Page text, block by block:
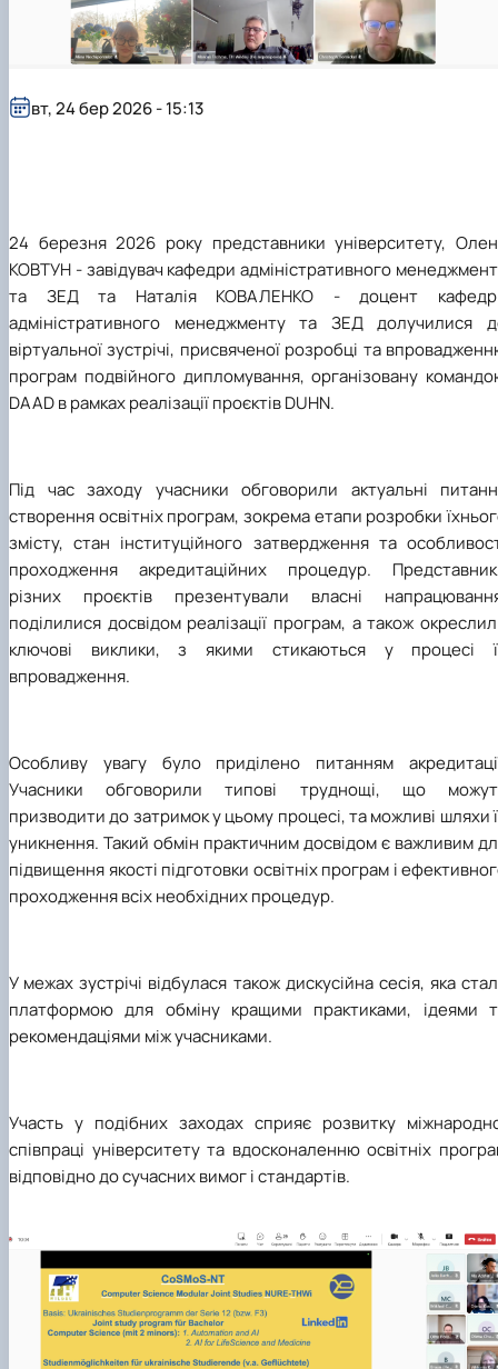
24 березня 2026 року представники університету,
КОВТУН - завідувач кафедри адміністративного
та ЗЕД та Наталія КОВАЛЕНКО - доцент
адміністративного менеджменту та ЗЕД долучилися
віртуальної зустрічі, присвяченої розробці та
програм подвійного дипломування, організовану
DAAD в рамках реалізації проєктів DUHN.
Під час заходу учасники обговорили актуальні
створення освітніх програм, зокрема етапи розробки
змісту, стан інституційного затвердження та
проходження акредитаційних процедур.
різних проєктів презентували власні
поділилися досвідом реалізації програм, а також
ключові виклики, з якими стикаються у процесі
впровадження.
Особливу увагу було приділено питанням
Учасники обговорили типові труднощі, що
призводити до затримок у цьому процесі, та можливі шляхи
уникнення. Такий обмін практичним досвідом є важливим
підвищення якості підготовки освітніх програм і
проходження всіх необхідних процедур.
У межах зустрічі відбулася також дискусійна сесія, яка
платформою для обміну кращими практиками, ідеями
рекомендаціями між учасниками.
Участь у подібних заходах сприяє розвитку
співпраці університету та вдосконаленню освітніх
відповідно до сучасних вимог і стандартів.
вт, 24 бер 2026 - 15:13